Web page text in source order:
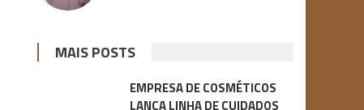
MAIS POSTS
EMPRESA DE COSMÉTICOS
LANÇA LINHA DE CUIDADOS